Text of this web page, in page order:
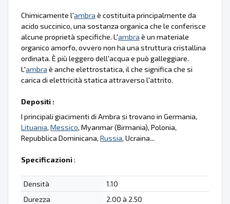
Chimicamente l'ambra è costituita principalmente da
acido succinico, una sostanza organica che le conferisce
alcune proprietà specifiche. L'ambra è un materiale
organico amorfo, ovvero non ha una struttura cristallina
ordinata. È più leggero dell'acqua e può galleggiare.
L'ambra è anche elettrostatica, il che significa che si
carica di elettricità statica attraverso l'attrito.
Depositi :
I principali giacimenti di Ambra si trovano in Germania,
Lituania, Messico, Myanmar (Birmania), Polonia,
Repubblica Dominicana, Russia, Ucraina...
Specificazioni:
Densità
1.10
Durezza
2.00 à 2.50